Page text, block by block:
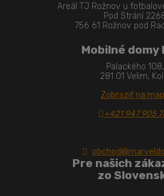
Areál TJ Rožnov u
Pod Strání
756 61 Rožnov pod
Mobilné domy
Palackého 108,
281 01 Velim,
Zobraziť na
+421 947 905
Pre našich
zo